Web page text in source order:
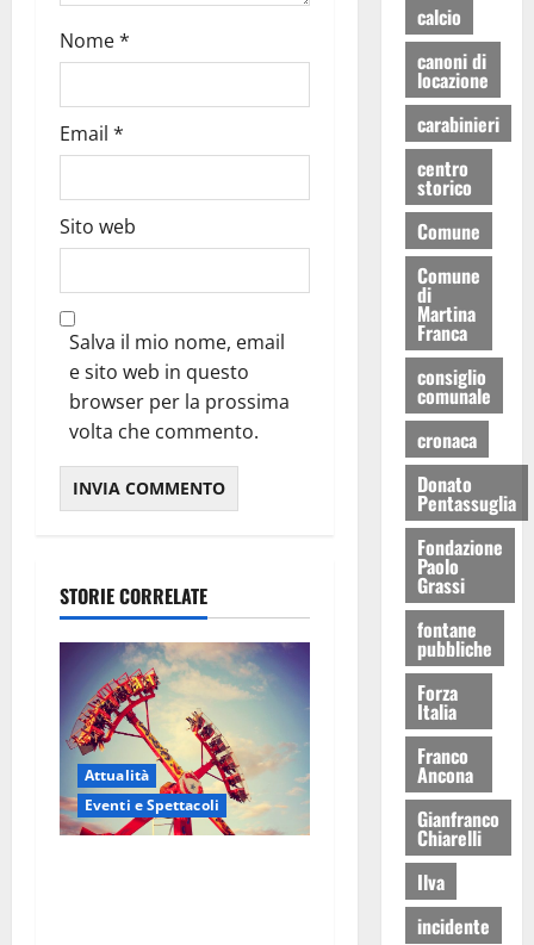
Nome*
Email *
Sito web
Salva il mio nome, email
e sito web in questo
browser per la prossima
volta che commento.
STORIE CORRELATE
Attualità
Eventi e Spettacoli
calcio
canoni di
locazione
carabinieri
centro
storico
Comune
Comune
di
Martina
Franca
consiglio
comunale
cronaca
Donato
Pentassuglia
Fondazione
Paolo
Grassi
fontane
pubbliche
Forza
Italia
Franco
Ancona
Gianfranco
Chiarelli
Ilva
incidente